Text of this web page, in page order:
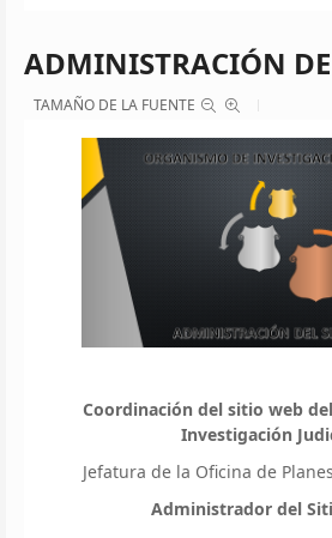
ADMINISTRACIÓN
TAMAÑO DE LA FUENTE
Coordinación del sitio web
Investigación
Jefatura de la Oficina de
Administrador del